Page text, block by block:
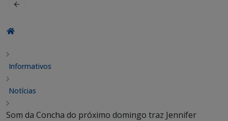
Informativos
Notícias
Som da Concha do próximo domingo traz Jennifer